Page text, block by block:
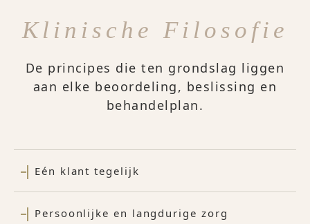
Klinische Filosofie
De principes die ten grondslag liggen
aan elke beoordeling, beslissing en
behandelplan.
Eén klant tegelijk
Persoonlijke en langdurige zorg